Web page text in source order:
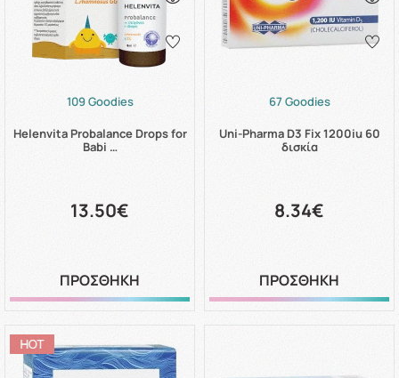
109 Goodies
Helenvita Probalance Drops for
Babi …
13.50€
ΠΡΟΣΘΗΚΗ
67 Goodies
Uni-Pharma D3 Fix 1200iu 60
δισκία
8.34€
ΠΡΟΣΘΗΚΗ